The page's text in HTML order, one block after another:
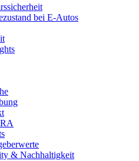
bei E-Autos
& Nachhaltigkeit